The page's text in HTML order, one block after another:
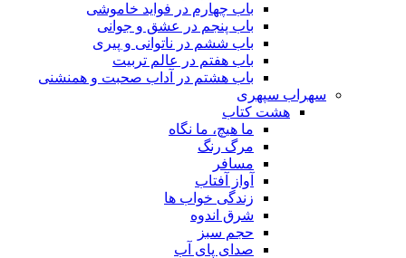
باب چهارم در فواید خاموشى
باب پنجم در عشق و جوانى
باب ششم در ناتوانى و پیرى
باب هفتم در عالم تربیت
باب هشتم در آداب صحبت و همنشنى
سهراب سپهری
هشت کتاب
ما هیچ، ما نگاه
مرگ رنگ
مسافر
آواز آفتاب
زندگی خواب ها
شرق اندوه
حجم سبز
صدای پای آب